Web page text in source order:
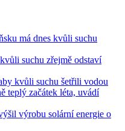
má dnes kvůli suchu
suchu zřejmě odstaví
kvůli suchu šetřili vodou
teplý začátek léta, uvádí
výrobu solární energie o